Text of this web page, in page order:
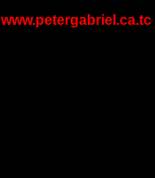
www.petergabriel.ca.tc